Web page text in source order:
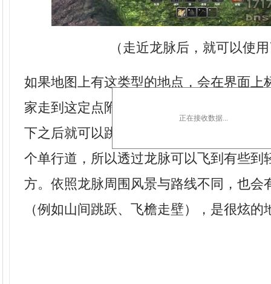
（走近龙脉后，就可以使
如果地图上有这类型的地点，会在界面上
家走到这定点附近，F 键就会自动出现飞
下之后就可以跳跃至这个龙脉连接的地点
个单行道，所以透过龙脉可以飞到有些到
方。依照龙脉周围风景与路线不同，也会
（例如山间跳跃、飞檐走壁），是很炫的
正在接收数据...